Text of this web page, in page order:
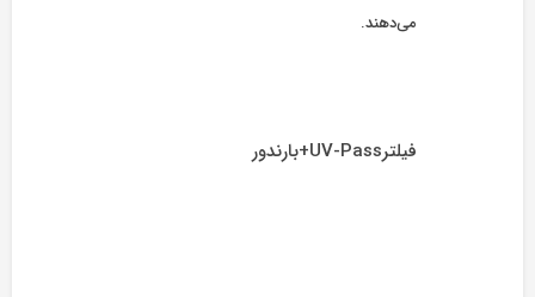
می‌دهند.
فیلترUV-Pass+بارندور